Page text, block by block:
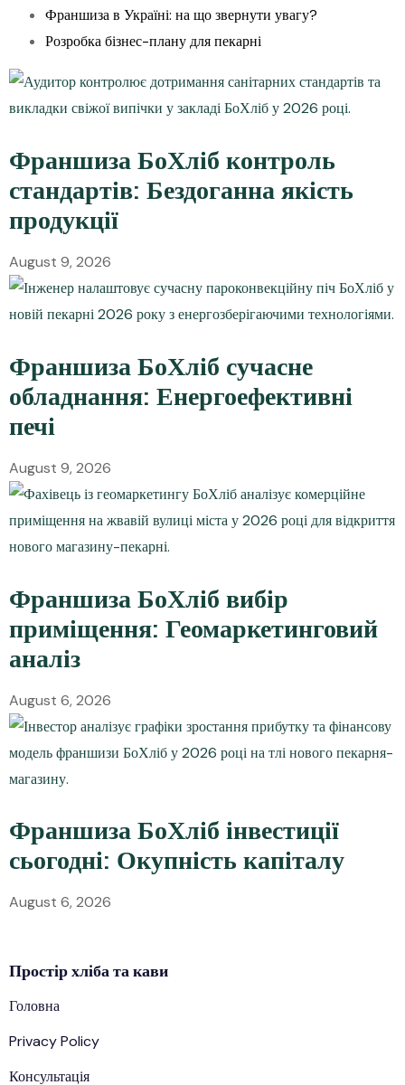
Франшиза в Україні: на що звернути увагу?
Розробка бізнес-плану для пекарні
Франшиза БоХліб контроль
стандартів: Бездоганна якість
продукції
August 9, 2026
Франшиза БоХліб сучасне
обладнання: Енергоефективні
печі
August 9, 2026
Франшиза БоХліб вибір
приміщення: Геомаркетинговий
аналіз
August 6, 2026
Франшиза БоХліб інвестиції
сьогодні: Окупність капіталу
August 6, 2026
Простірхлібата кави
Головна
Privacy Policy
Консультація